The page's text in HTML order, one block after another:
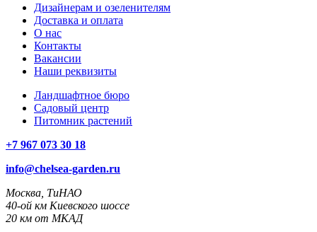
Дизайнерам и озеленителям
Доставка и оплата
О нас
Контакты
Вакансии
Наши реквизиты
Ландшафтное бюро
Садовый центр
Питомник растений
+7 967 073 30 18
info@chelsea-garden.ru
Москва, ТиНАО
40-ой км Киевского шоссе
20 км от МКАД